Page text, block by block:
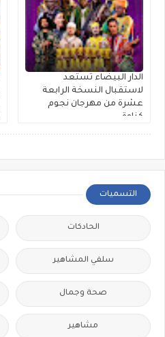
الدار البيضاء تستعد
لاستقبال النسخة الرابعة
عشرة من مهرجان نجوم
كناوة
التسميات
الحادكات
سلفي المشاهير
صحة وجمال
مشاهير